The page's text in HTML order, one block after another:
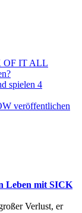
OF IT ALL
spielen 4
veröffentlichen
Leben mit SICK
Verlust, er